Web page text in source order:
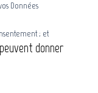
Données
; et
donner